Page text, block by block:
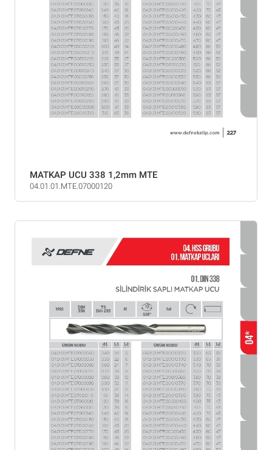
MATKAP UCU 338 1,2mm MTE
04.01.01.MTE.07000120